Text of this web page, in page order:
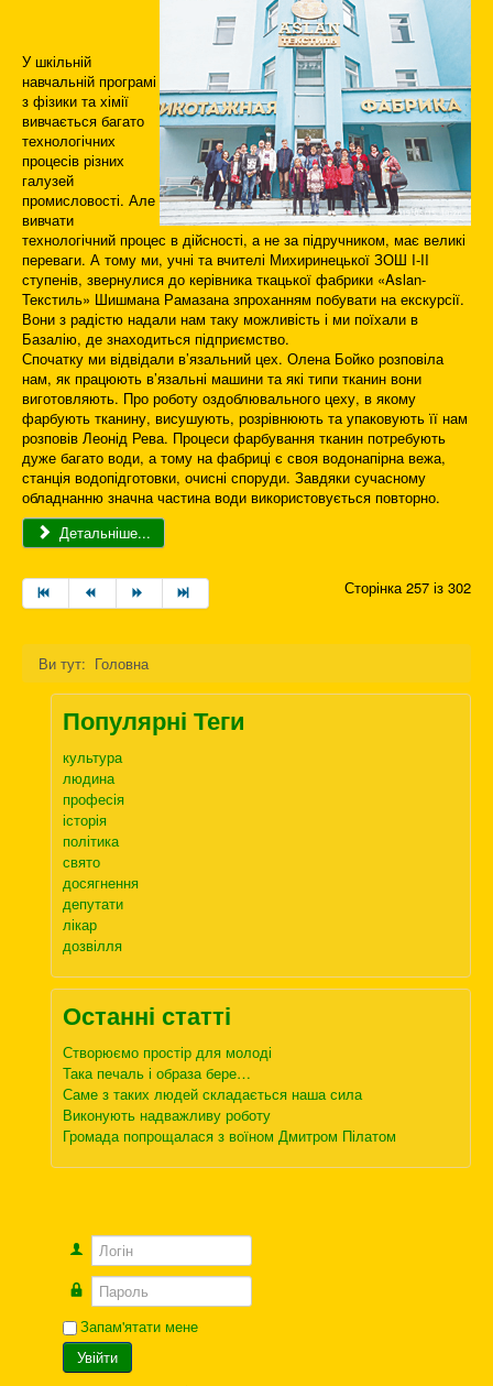
У шкільній
навчальній програмі
з фізики та хімії
вивчається багато
технологічних
процесів різних
галузей
промисловості. Але
вивчати
технологічний процес в дійсності, а не за підручником, має великі
переваги. А тому ми, учні та вчителі Михиринецької ЗОШ I-II
ступенів, звернулися до керівника ткацької фабрики «Aslan-
Текстиль» Шишмана Рамазана зпроханням побувати на екскурсії.
Вони з радістю надали нам таку можливість і ми поїхали в
Базалію, де знаходиться підприємство.
Спочатку ми відвідали в’язальний цех. Олена Бойко розповіла
нам, як працюють в’язальні машини та які типи тканин вони
виготовляють. Про роботу оздоблювального цеху, в якому
фарбують тканину, висушують, розрівнюють та упаковують її нам
розповів Леонід Рева. Процеси фарбування тканин потребують
дуже багато води, а тому на фабриці є своя водонапірна вежа,
станція водопідготовки, очисні споруди. Завдяки сучасному
обладнанню значна частина води використовується повторно.
Детальніше...
Сторінка 257 із 302
Ви тут: Головна
Популярні Теги
культура
людина
професія
історія
політика
свято
досягнення
депутати
лікар
дозвілля
Останні статті
Створюємо простір для молоді
Така печаль і образа бере…
Саме з таких людей складається наша сила
Виконують надважливу роботу
Громада попрощалася з воїном Дмитром Пілатом
Логін
Пароль
Запам'ятати мене
Увійти